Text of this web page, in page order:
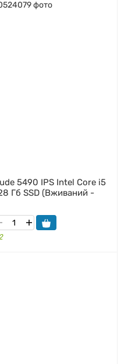
5490 IPS Intel Core i5
Гб SSD (Вживаний -